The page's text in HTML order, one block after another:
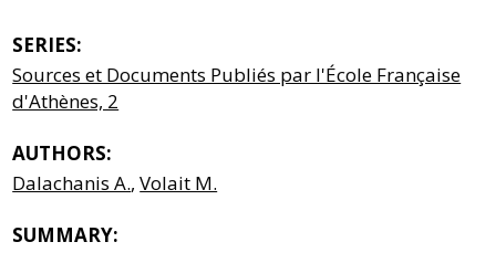
SERIES:
Sources et Documents Publiés par l'École Française
d'Athènes, 2
AUTHORS:
Dalachanis A.,Volait M.
SUMMARY: